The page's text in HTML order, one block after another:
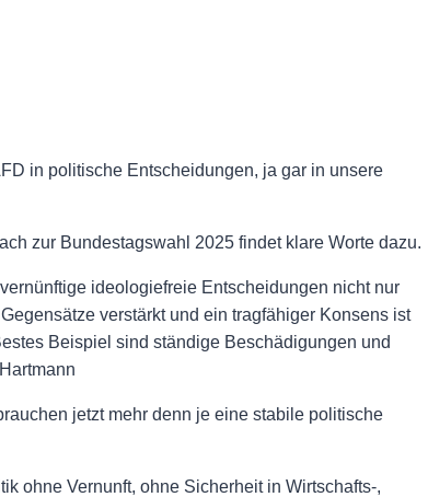
in politische Entscheidungen, ja gar in unsere
zur Bundestagswahl 2025 findet klare Worte dazu.
ideologiefreie Entscheidungen nicht nur
verstärkt und ein tragfähiger Konsens ist
Beispiel sind ständige Beschädigungen und
jetzt mehr denn je eine stabile politische
ohne Vernunft, ohne Sicherheit in Wirtschafts-,